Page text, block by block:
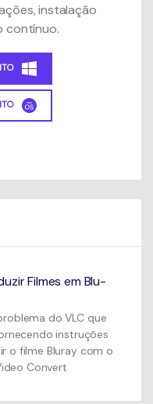
instalação
contínuo.
Filmes em Blu-
do VLC que
instruções
o filme Bluray com o
Convert